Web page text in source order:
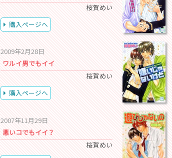
桜賀めい
購入ページへ
2009年2月28日
ワルイ男でもイイ
桜賀めい
購入ページへ
2007年11月29日
悪いコでもイイ？
桜賀めい